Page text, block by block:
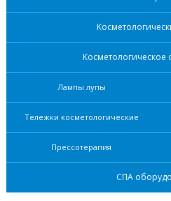
Лампы лупы
Тележки косметологические
Прессотерапия
СПА